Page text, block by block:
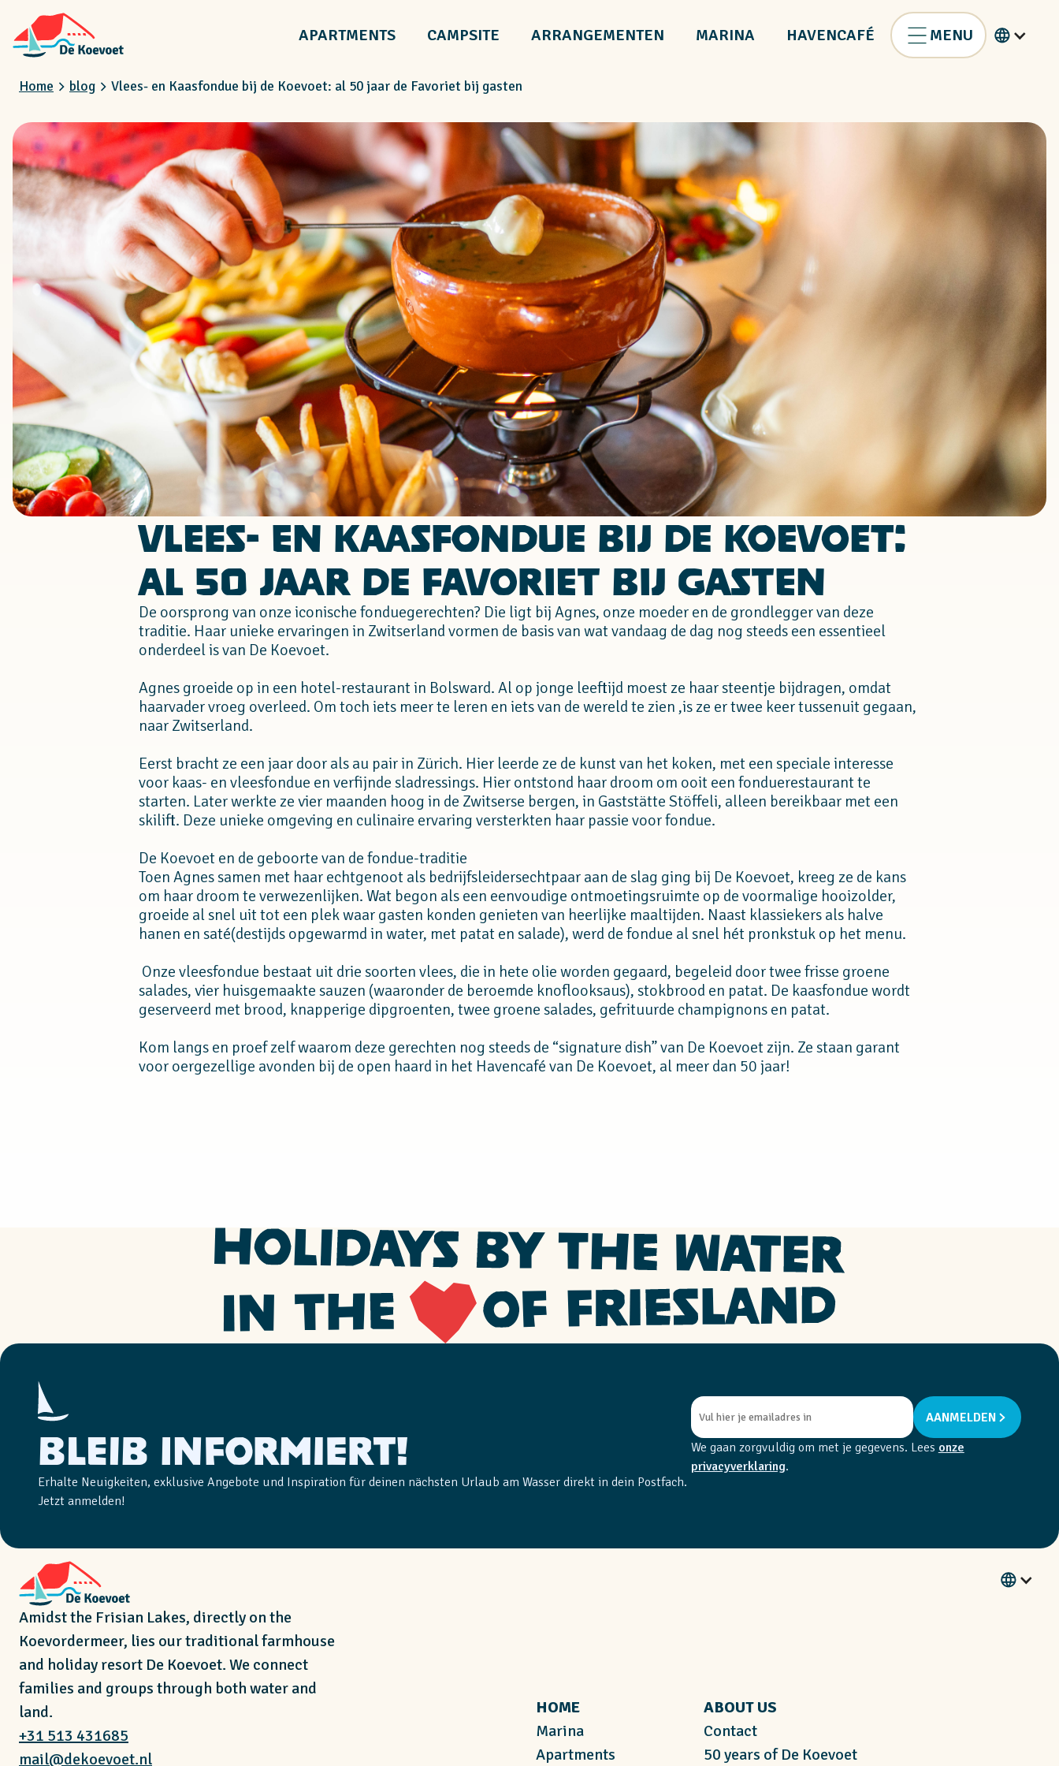
APARTMENTS CAMPSITE ARRANGEMENTEN MARINA HAVENCAFÉ MENU
Home blog Vlees- en Kaasfondue bij de Koevoet: al 50 jaar de Favoriet bij gasten
Vlees- en Kaasfondue bij de Koevoet:
al 50 jaar de Favoriet bij gasten
De oorsprong van onze iconische fonduegerechten? Die ligt bij Agnes, onze moeder en de grondlegger van deze
traditie. Haar unieke ervaringen in Zwitserland vormen de basis van wat vandaag de dag nog steeds een essentieel
onderdeel is van De Koevoet.
Agnes groeide op in een hotel-restaurant in Bolsward. Al op jonge leeftijd moest ze haar steentje bijdragen, omdat
haarvader vroeg overleed. Om toch iets meer te leren en iets van de wereld te zien ,is ze er twee keer tussenuit gegaan,
naar Zwitserland.
Eerst bracht ze een jaar door als au pair in Zürich. Hier leerde ze de kunst van het koken, met een speciale interesse
voor kaas- en vleesfondue en verfijnde sladressings. Hier ontstond haar droom om ooit een fonduerestaurant te
starten. Later werkte ze vier maanden hoog in de Zwitserse bergen, in Gaststätte Stöffeli, alleen bereikbaar met een
skilift. Deze unieke omgeving en culinaire ervaring versterkten haar passie voor fondue.
De Koevoet en de geboorte van de fondue-traditie
Toen Agnes samen met haar echtgenoot als bedrijfsleidersechtpaar aan de slag ging bij De Koevoet, kreeg ze de kans
om haar droom te verwezenlijken. Wat begon als een eenvoudige ontmoetingsruimte op de voormalige hooizolder,
groeide al snel uit tot een plek waar gasten konden genieten van heerlijke maaltijden. Naast klassiekers als halve
hanen en saté(destijds opgewarmd in water, met patat en salade), werd de fondue al snel hét pronkstuk op het menu.
Onze vleesfondue bestaat uit drie soorten vlees, die in hete olie worden gegaard, begeleid door twee frisse groene
salades, vier huisgemaakte sauzen (waaronder de beroemde knoflooksaus), stokbrood en patat. De kaasfondue wordt
geserveerd met brood, knapperige dipgroenten, twee groene salades, gefrituurde champignons en patat.
Kom langs en proef zelf waarom deze gerechten nog steeds de “signature dish” van De Koevoet zijn. Ze staan garant
voor oergezellige avonden bij de open haard in het Havencafé van De Koevoet, al meer dan 50 jaar!
Bleib informiert!
Erhalte Neuigkeiten, exklusive Angebote und Inspiration für deinen nächsten Urlaub am Wasser direkt in dein Postfach.
Jetzt anmelden!
AANMELDEN
We gaan zorgvuldig om met je gegevens. Lees onze
privacyverklaring.
Amidst the Frisian Lakes, directly on the
Koevordermeer, lies our traditional farmhouse
and holiday resort De Koevoet. We connect
families and groups through both water and
land.
+31 513 431685
mail@dekoevoet.nl
HOME
Marina
Apartments
ABOUT US
Contact
50 years of De Koevoet